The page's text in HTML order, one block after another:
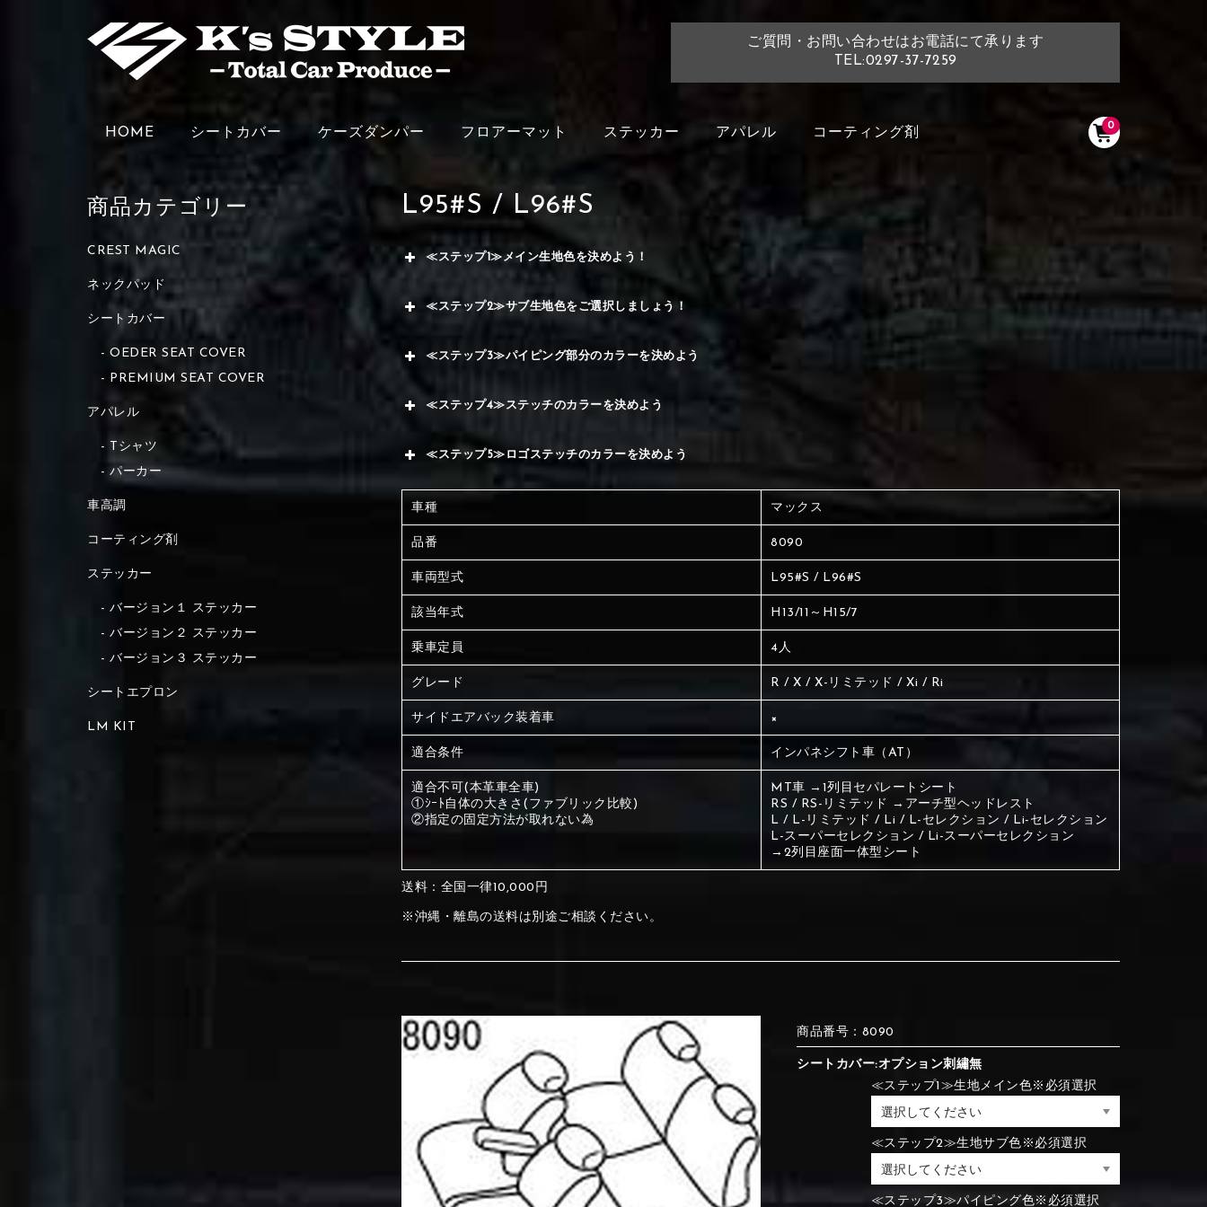
ご質問・お問い合わせはお電話にて承ります
TEL:0297-37-7259
0
HOME シートカバー ケーズダンパー フロアーマット ステッカー アパレル コーティング剤
L95#S / L96#S
≪ステップ1≫メイン生地色を決めよう！
赤く塗られている場所を選択
ください
③Red
⑨Pink ⑩White ⑪Black
≪ステップ2≫サブ生地色をご選択しましょう！
赤く塗られている部分にカラ
ー選択ください
①Beige
⑤Dark Brown ⑥Yellow ⑦Blue
≪ステップ3≫パイピング部分のカラーを決めよう
ください
①Beige ②Gray
⑤Dark Brown ⑥Yellow ⑦Blue
≪ステップ4≫ステッチのカラーを決めよう
赤く塗られている場所を選択
ください
刺繍は下記21種類からご選択ください。
①Black ②Gray
⑤Ivory ⑥Red ⑦Wine-red ⑧Yellow
≪ステップ5≫ロゴステッチのカラーを決めよう
赤く塗られている場所を選択
ください
①Black ②Gray ③Light gray
⑤Ivory ⑥Red ⑦Wine-red ⑧Yellow
車種 マックス
品番 8090
車両型式 L95#S / L96#S
該当年式 H13/11～H15/7
乗車定員 4人
グレード R / X / X-リミテッド / Xi / Ri
サイドエアバック装着車 ×
適合条件 インパネシフト車（AT）
適合不可(本革車全車)
①ｼｰﾄ自体の大きさ(ファブリック比較)
②指定の固定方法が取れない為
MT車 →1列目セパレートシート
RS / RS-リミテッド →アーチ型ヘッドレスト
L / L-リミテッド / Li / L-セレクション / Li-セレクション
L-スーパーセレクション / Li-スーパーセレクション
→2列目座面一体型シート
送料：全国一律10,000円
※沖縄・離島の送料は別途ご相談ください。
商品番号：8090
シートカバー:オプション刺繡無
≪ステップ1≫生地メイン色※必須選択
≪ステップ2≫生地サブ色※必須選択
≪ステップ3≫パイピング色※必須選択
商品カテゴリー
CREST MAGIC
ネックパッド
シートカバー
OEDER SEAT COVER
PREMIUM SEAT COVER
アパレル
Tシャツ
パーカー
車高調
コーティング剤
ステッカー
バージョン１ ステッカー
バージョン２ ステッカー
バージョン３ ステッカー
シートエプロン
LM KIT